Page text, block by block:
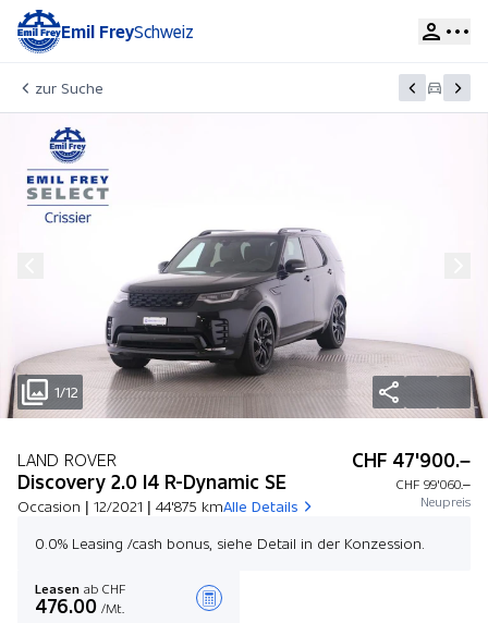
Emil FreySchweiz
zur Suche
1/12
LAND ROVER
Discovery 2.0 I4 R-Dynamic SE
Occasion | 12/2021 | 44'875 kmAlle Details
CHF 47'900.–
CHF 99'060.–
Neupreis
0.0% Leasing /cash bonus, siehe Detail in der Konzession.
Leasen ab CHF
476.00 /Mt.